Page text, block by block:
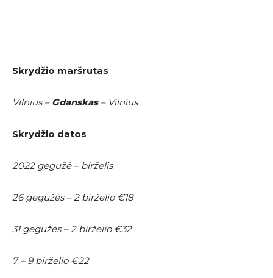
Skrydžio maršrutas
Vilnius – Gdanskas – Vilnius
Skrydžio datos
2022 gegužė – birželis
26 gegužės – 2 birželio €18
31 gegužės – 2 birželio €32
7 – 9 birželio €22